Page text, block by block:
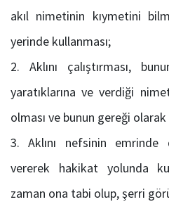
akıl nimetinin kıymetini
yerinde kullanması;
Aklını çalıştırması,
yaratıklarına ve verdiği
olması ve bunun gereği
Aklını nefsinin
vererek hakikat yolunda
zaman ona tabi olup, şerri